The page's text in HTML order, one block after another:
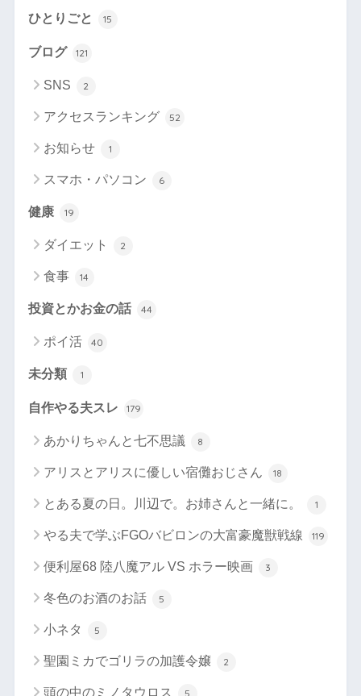
ひとりごと 15
ブログ 121
SNS 2
アクセスランキング 52
お知らせ 1
スマホ・パソコン 6
健康 19
ダイエット 2
食事 14
投資とかお金の話 44
ポイ活 40
未分類 1
自作やる夫スレ 179
あかりちゃんと七不思議 8
アリスとアリスに優しい宿儺おじさん 18
とある夏の日。川辺で。お姉さんと一緒に。 1
やる夫で学ぶFGOバビロンの大富豪魔獣戦線 119
便利屋68 陸八魔アル VS ホラー映画 3
冬色のお酒のお話 5
小ネタ 5
聖園ミカでゴリラの加護令嬢 2
頭の中のミノタウロス 5